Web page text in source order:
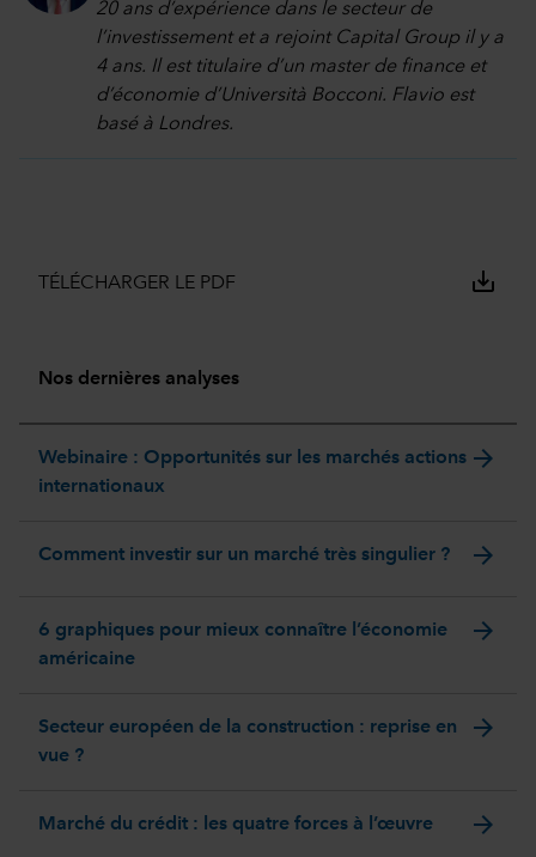
20 ans d’expérience dans le secteur de
l’investissement et a rejoint Capital Group il y a
4 ans. Il est titulaire d’un master de finance et
d’économie d’Università Bocconi. Flavio est
basé à Londres.
TÉLÉCHARGER LE PDF save_alt
Nos dernières analyses
Webinaire : Opportunités sur les marchés actions
internationaux
arrow_forward
Comment investir sur un marché très singulier ? arrow_forward
6 graphiques pour mieux connaître l’économie
américaine
arrow_forward
Secteur européen de la construction : reprise en
vue ?
arrow_forward
Marché du crédit : les quatre forces à l’œuvre arrow_forward